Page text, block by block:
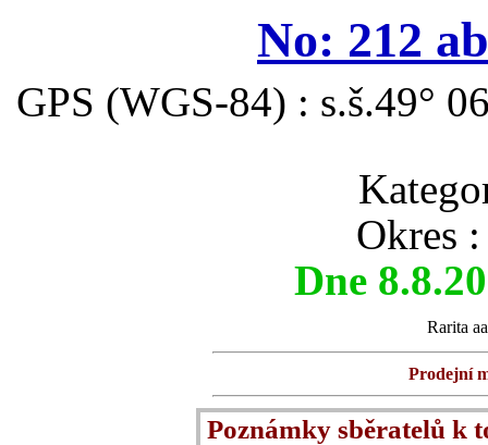
No: 212 ab
GPS (WGS-84) : s.š.49°
Okres
Dne
Rarita
Prodejní
Poznámky sběratelů k